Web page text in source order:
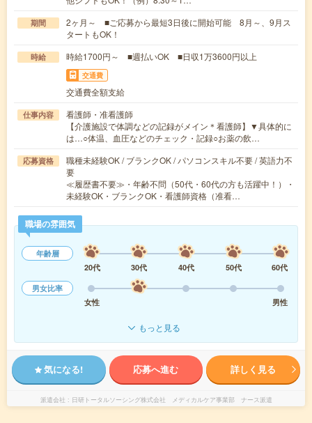
期間
2ヶ月～ ■ご応募から最短3日後に開始可能 8月～、9月ス
タートもOK！
時給 時給1700円～ ■週払いOK ■日収1万3600円以上
交通費
交通費全額支給
仕事内容
看護師・准看護師
【介護施設で体調などの記録がメイン＊看護師】▼具体的に
は…○体温、血圧などのチェック・記録○お薬の飲…
応募資格
職種未経験OK / ブランクOK / パソコンスキル不要 / 英語力不
要
≪履歴書不要≫・年齢不問（50代・60代の方も活躍中！）・
未経験OK・ブランクOK・看護師資格（准看…
職場の雰囲気
年齢層
20代
30代 40代 50代
60代
男女比率
女性
男性
もっと見る
気になる! 応募へ進む 詳しく見る
派遣会社 日研トータルソーシング株式会社 メディカルケア事業部 ナース派遣